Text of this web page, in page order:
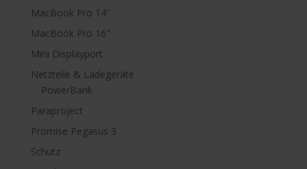
MacBook Pro 14"
MacBook Pro 16"
Mini Displayport
Netzteile & Ladegeräte
PowerBank
Paraproject
Promise Pegasus 3
Schutz